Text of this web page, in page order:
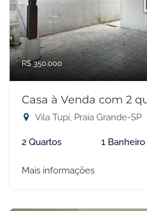
R$ 350.000
Casa à Venda com 2
Vila Tupi, Praia Grande-SP
2 Quartos 1 Banheiro
Mais informações